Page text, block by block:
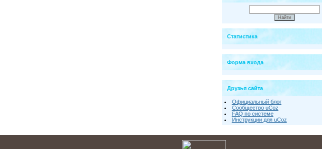
Статистика
Форма входа
Друзья сайта
Официальный блог
Сообщество uCoz
FAQ по системе
Инструкции для uCoz